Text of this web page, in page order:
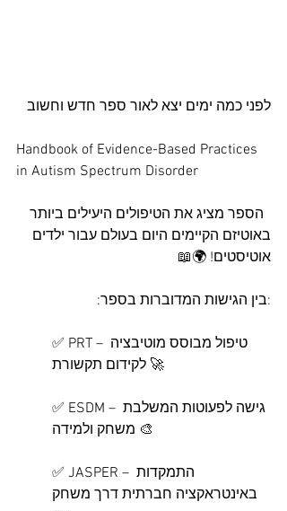
לפני כמה ימים יצא לאור ספר חדש וחשוב
Handbook of Evidence-Based Practices
in Autism Spectrum Disorder
הספר מציג את הטיפולים היעילים ביותר
באוטיזם הקיימים היום בעולם עבור ילדים
אוטיסטים! 🌍📖
:בין הגישות המדוברות בספר:
✅ PRT – טיפול מבוסס מוטיבציה
לקידום תקשורת 🚀
✅ ESDM – גישה לפעוטות המשלבת
משחק ולמידה 🎨
✅ JASPER – התמקדות
באינטראקציה חברתית דרך משחק